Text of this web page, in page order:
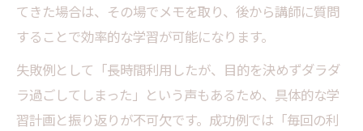
てきた場合は、その場でメモを取り、後から講師に質問
することで効率的な学習が可能になります。
失敗例として「長時間利用したが、目的を決めずダラダ
ラ過ごしてしまった」という声もあるため、具体的な学
習計画と振り返りが不可欠です。成功例では「毎回の利